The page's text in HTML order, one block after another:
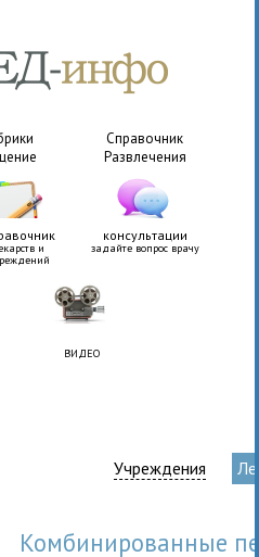
Справочник
Развлечения
и
консультации
задайте вопрос врачу
ВИДЕО
Учреждения
Комбинированные